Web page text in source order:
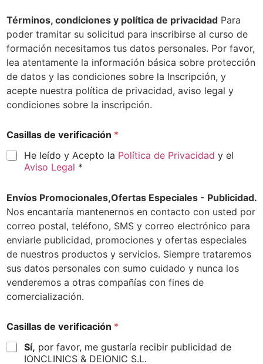
Términos, condiciones y política de privacidad Para
poder tramitar su solicitud para inscribirse al curso de
formación necesitamos tus datos personales. Por favor,
lea atentamente la información básica sobre protección
de datos y las condiciones sobre la Inscripción, y
acepte nuestra política de privacidad, aviso legal y
condiciones sobre la inscripción.
Casillas de verificación *
He leído y Acepto la Política de Privacidad y el
Aviso Legal *
Envíos Promocionales,Ofertas Especiales - Publicidad.
Nos encantaría mantenernos en contacto con usted por
correo postal, teléfono, SMS y correo electrónico para
enviarle publicidad, promociones y ofertas especiales
de nuestros productos y servicios. Siempre trataremos
sus datos personales con sumo cuidado y nunca los
venderemos a otras compañías con fines de
comercialización.
Casillas de verificación *
Sí, por favor, me gustaría recibir publicidad de
IONCLINICS & DEIONIC S.L.